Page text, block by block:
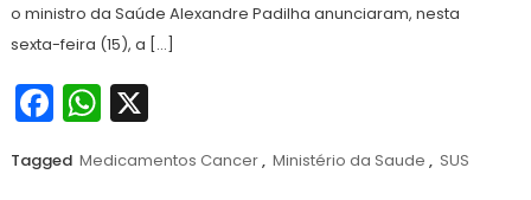
o ministro da Saúde Alexandre Padilha anunciaram, nesta
sexta-feira (15), a […]
Facebook
WhatsApp
X
Tagged Medicamentos Cancer, Ministério da Saude , SUS